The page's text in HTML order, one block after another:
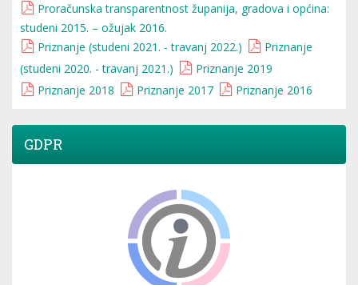
Proračunska transparentnost županija, gradova i općina:
studeni 2015. – ožujak 2016.
Priznanje (studeni 2021. - travanj 2022.)
Priznanje
(studeni 2020. - travanj 2021.)
Priznanje 2019
Priznanje 2018
Priznanje 2017 Priznanje 2016
GDPR